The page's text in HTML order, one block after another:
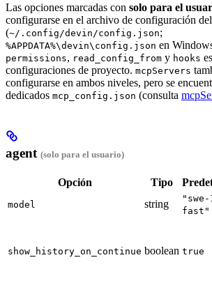
Las opciones marcadas con solo para el
configurarse en el archivo de configuración
(~/.config/devin/config.json;
%APPDATA%\devin\config.json en
permissions, read_config_from y hooks
configuraciones de proyecto. mcpServers
configurarse en ambos niveles, pero se
dedicados mcp_config.json (consulta
agent (solo para el usuario)
Opción Tipo
model string
fast"
show_history_on_continue boolean true